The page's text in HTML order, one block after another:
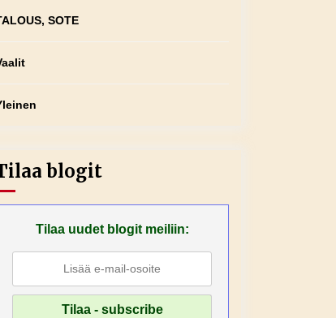
SOTE
blogit
Tilaa uudet blogit meiliin: